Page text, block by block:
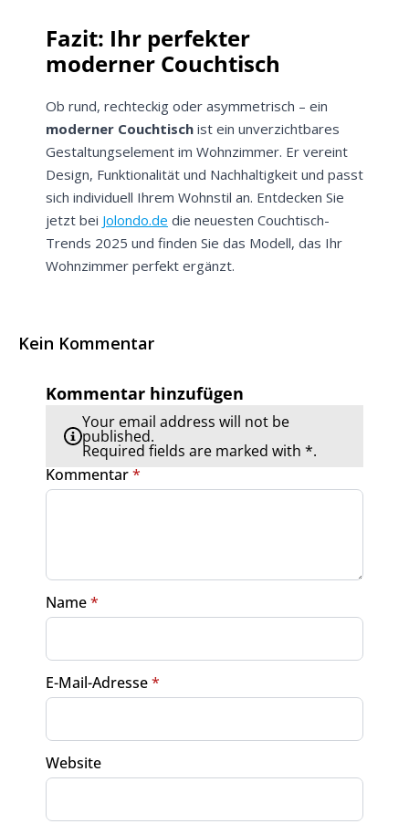
Fazit: Ihr perfekter
moderner Couchtisch
Ob rund, rechteckig oder asymmetrisch – ein
moderner Couchtisch ist ein unverzichtbares
Gestaltungselement im Wohnzimmer. Er vereint
Design, Funktionalität und Nachhaltigkeit und passt
sich individuell Ihrem Wohnstil an. Entdecken Sie
jetzt bei Jolondo.de die neuesten Couchtisch-
Trends 2025 und finden Sie das Modell, das Ihr
Wohnzimmer perfekt ergänzt.
Kein Kommentar
Kommentar hinzufügen
Your email address will not be
published.
Required fields are marked with *.
Kommentar*
Name*
E-Mail-Adresse*
Website
Marketingkommunikation verarbeiten. Lesen Sie unsere
Datenschutzrichtlinie.